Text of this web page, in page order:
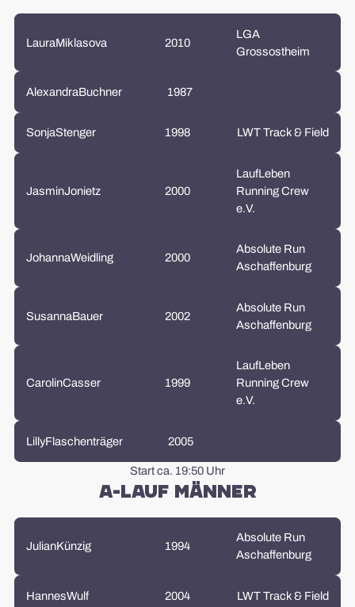
LauraMiklasova 2010
LGA
Grossostheim
AlexandraBuchner 1987
SonjaStenger 1998 LWT Track & Field
JasminJonietz 2000
LaufLeben
Running Crew
e.V.
JohannaWeidling 2000
Absolute Run
Aschaffenburg
SusannaBauer 2002
Absolute Run
Aschaffenburg
CarolinCasser 1999
LaufLeben
Running Crew
e.V.
LillyFlaschenträger 2005
Start ca. 19:50 Uhr
A-Lauf Männer
JulianKünzig 1994
Absolute Run
Aschaffenburg
HannesWulf 2004 LWT Track & Field